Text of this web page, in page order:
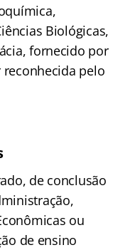
Biológicas,
fornecido por
pelo
de conclusão
ou
de ensino